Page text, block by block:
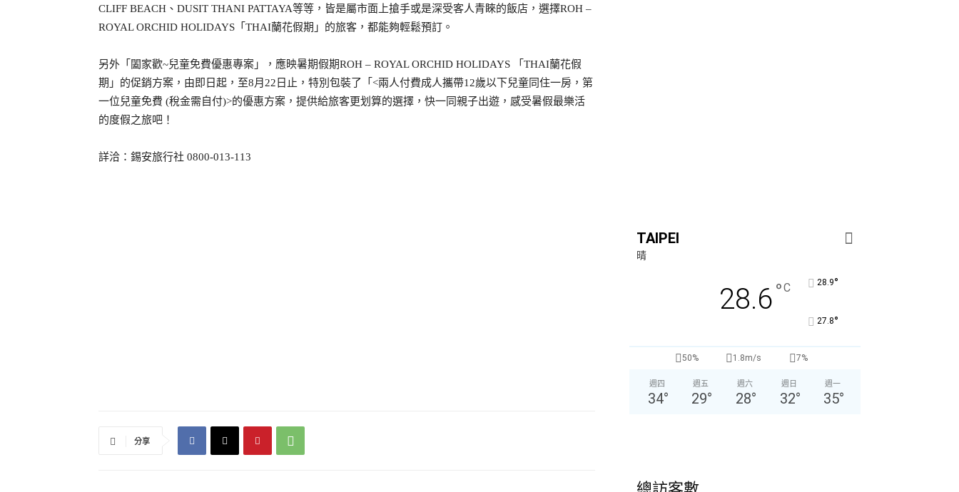
CLIFF BEACH、DUSIT THANI PATTAYA等等，皆是屬市面上搶手或是深受客人青睞的飯店，選擇ROH –
ROYAL ORCHID HOLIDAYS「THAI蘭花假期」的旅客，都能夠輕鬆預訂。
另外「闔家歡~兒童免費優惠專案」，應映暑期假期ROH – ROYAL ORCHID HOLIDAYS 「THAI蘭花假
期」的促銷方案，由即日起，至8月22日 止，特別包裝了「<兩人付費成人攜帶12歲以下兒童同住一房，第
一位兒童免費 (稅金需自付)>的優惠方案，提供給旅客更划算的選擇，快一同親子出遊，感受暑假最樂活
的度假之旅吧！
詳洽：錫安旅行社 0800-013-113
分享
TAIPEI
晴
28.6°C 28.9°
27.8°
50% 1.8m/s 7%
週四
34°
週五
29°
週六
28°
週日
32°
週一
35°